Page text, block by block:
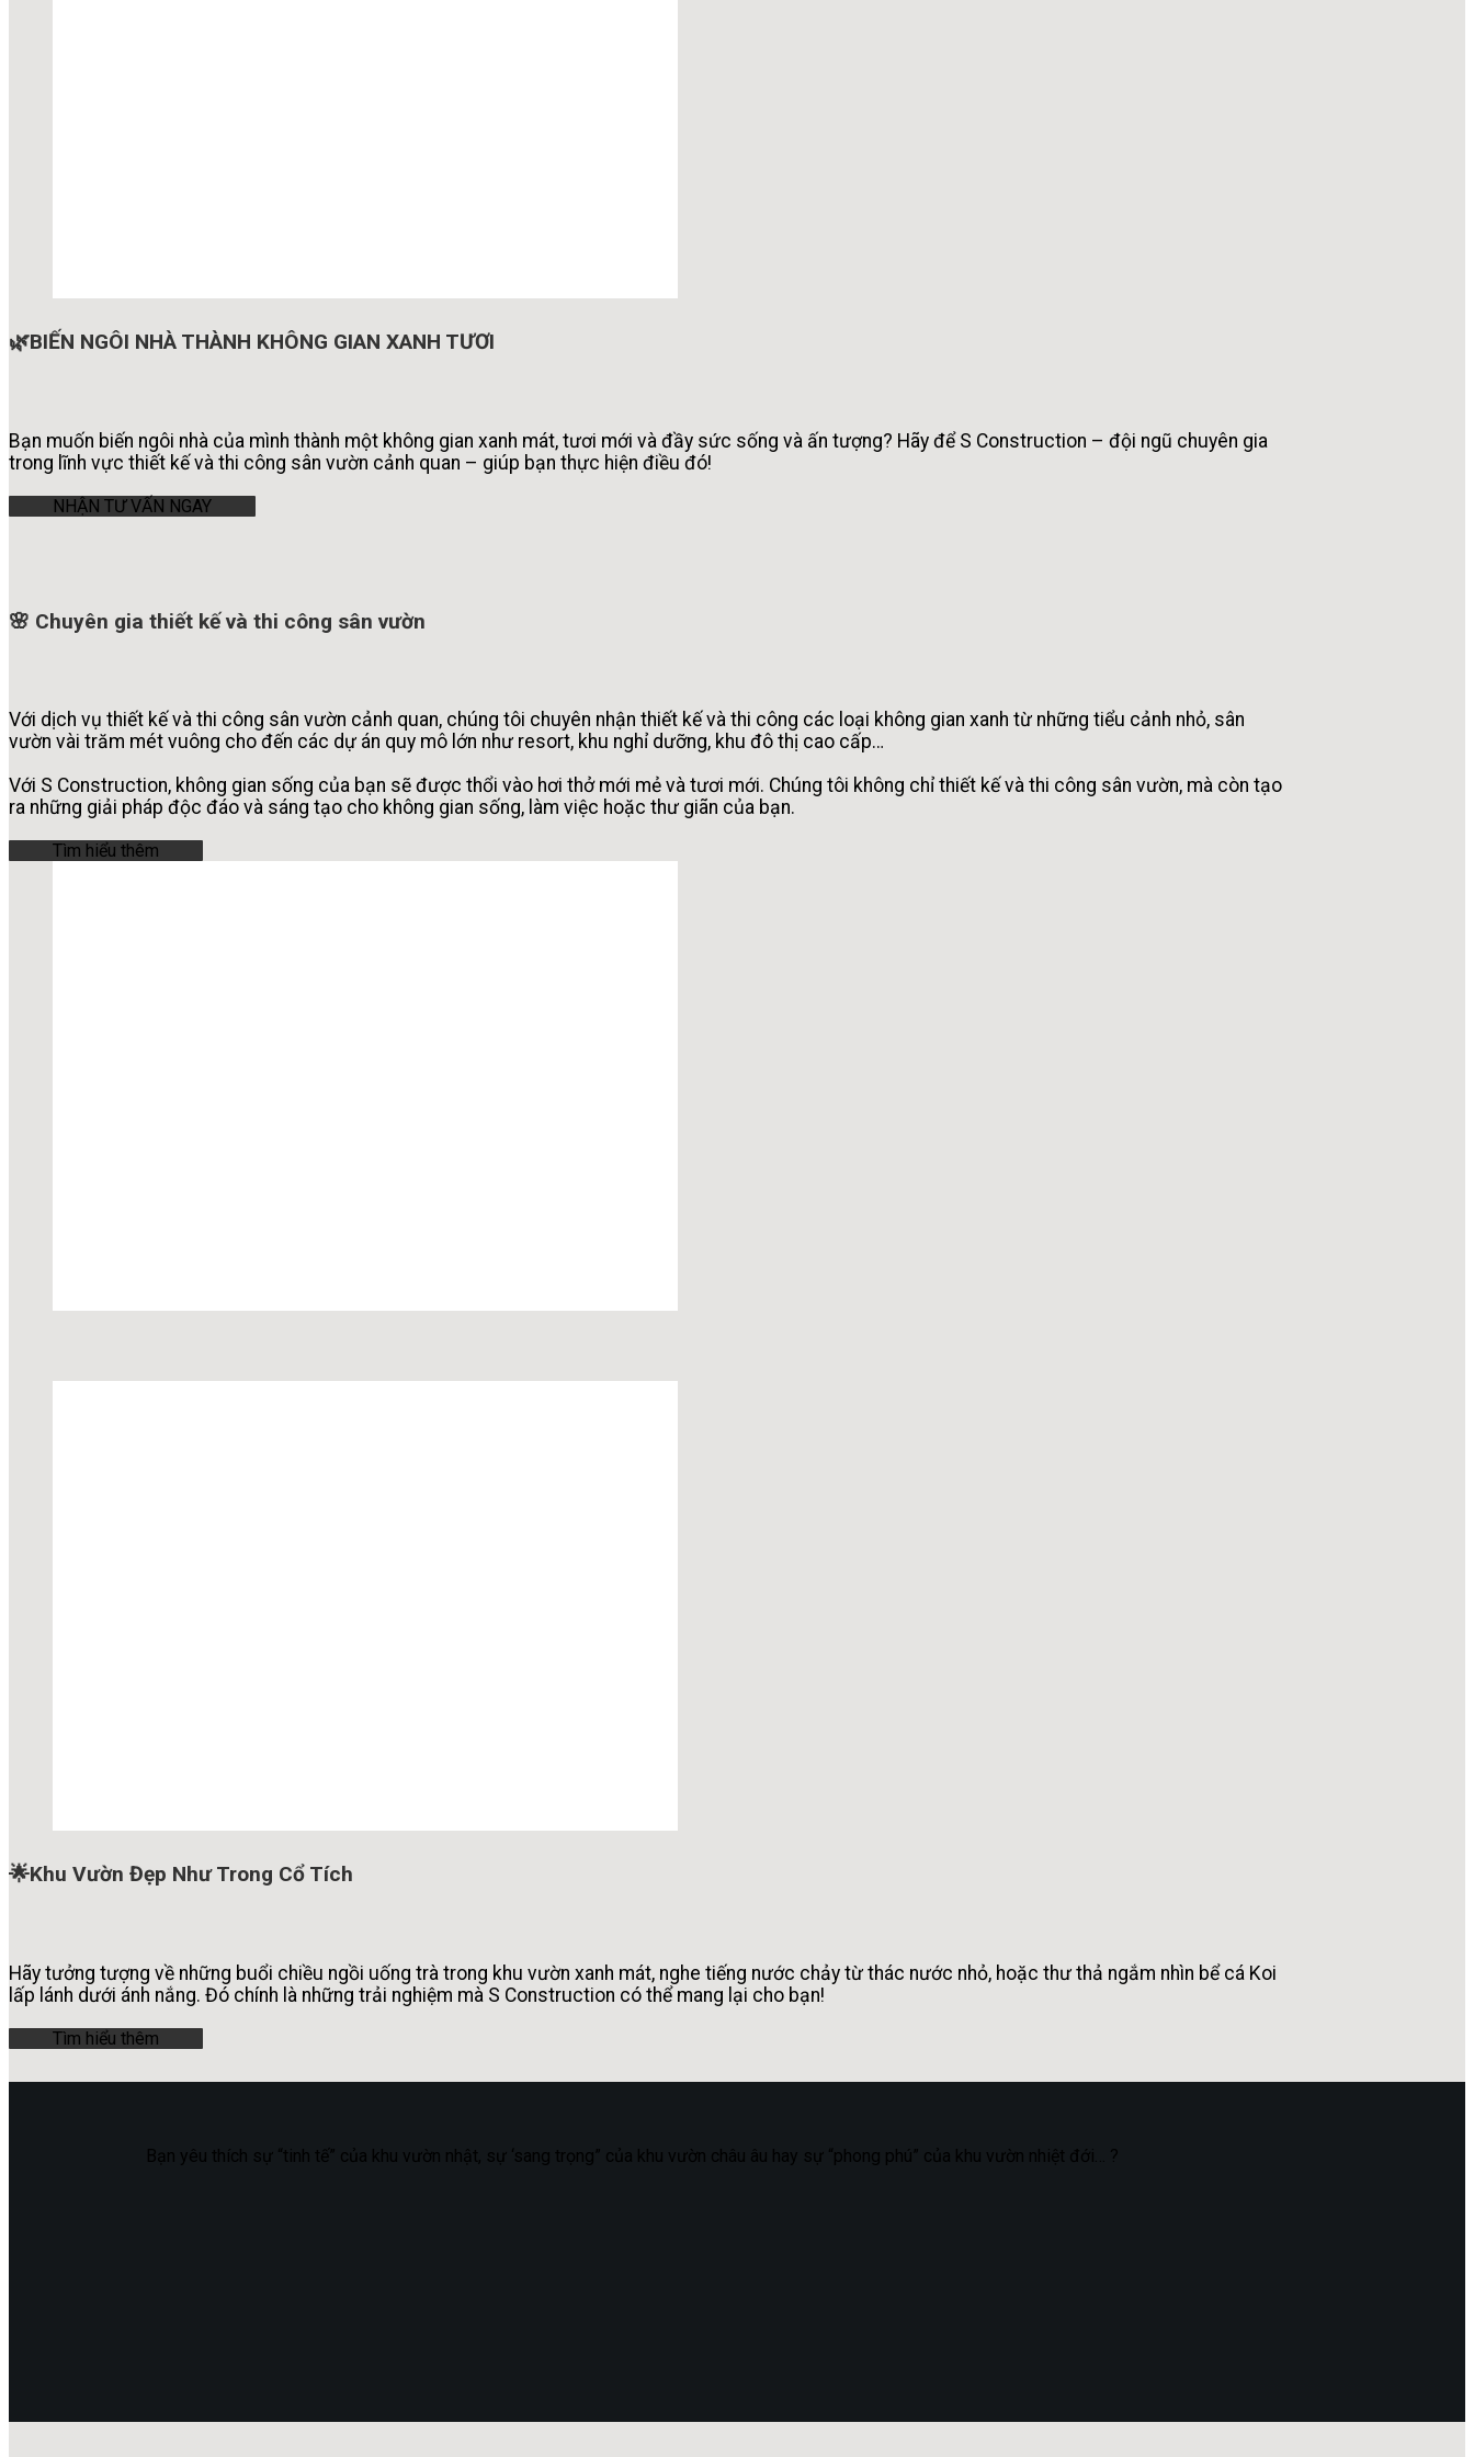
🌿BIẾN NGÔI NHÀ THÀNH KHÔNG GIAN XANH TƯƠI
Bạn muốn biến ngôi nhà của mình thành một không gian xanh mát, tươi mới và đầy sức sống và ấn tượng? Hãy để S Construction – đội ngũ chuyên gia
trong lĩnh vực thiết kế và thi công sân vườn cảnh quan – giúp bạn thực hiện điều đó!
NHẬN TƯ VẤN NGAY
🌸 Chuyên gia thiết kế và thi công sân vườn
Với dịch vụ thiết kế và thi công sân vườn cảnh quan, chúng tôi chuyên nhận thiết kế và thi công các loại không gian xanh từ những tiểu cảnh nhỏ, sân
vườn vài trăm mét vuông cho đến các dự án quy mô lớn như resort, khu nghỉ dưỡng, khu đô thị cao cấp…
Với S Construction, không gian sống của bạn sẽ được thổi vào hơi thở mới mẻ và tươi mới. Chúng tôi không chỉ thiết kế và thi công sân vườn, mà còn tạo
ra những giải pháp độc đáo và sáng tạo cho không gian sống, làm việc hoặc thư giãn của bạn.
Tìm hiểu thêm
🌟Khu Vườn Đẹp Như Trong Cổ Tích
Hãy tưởng tượng về những buổi chiều ngồi uống trà trong khu vườn xanh mát, nghe tiếng nước chảy từ thác nước nhỏ, hoặc thư thả ngắm nhìn bể cá Koi
lấp lánh dưới ánh nắng. Đó chính là những trải nghiệm mà S Construction có thể mang lại cho bạn!
Tìm hiểu thêm
Bạn yêu thích sự “tinh tế” của khu vườn nhật, sự ‘sang trọng” của khu vườn châu âu hay sự “phong phú” của khu vườn nhiệt đới… ?